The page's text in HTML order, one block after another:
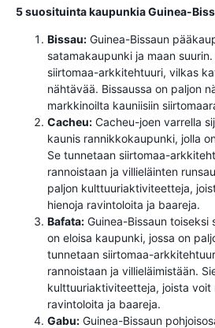
5 suosituinta kaupunkia Guinea-
Bissau: Guinea-Bissaun
satamakaupunki ja maan
siirtomaa-arkkitehtuuri, vilkas
nähtävää. Bissaussa on paljon
markkinoilta kauniisiin
Cacheu: Cacheu-joen varrella
kaunis rannikkokaupunki, jolla
Se tunnetaan siirtomaa-
rannoistaan ​​ja villieläinten
paljon kulttuuriaktiviteetteja,
hienoja ravintoloita ja baareja.
Bafata: Guinea-Bissaun toiseksi
on eloisa kaupunki, jossa on
tunnetaan siirtomaa-
rannoistaan ​​ja villieläimistään.
kulttuuriaktiviteetteja, joista voit
ravintoloita ja baareja.
Gabu: Guinea-Bissaun